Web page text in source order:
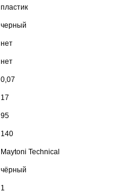
пластик
черный
нет
нет
0,07
17
95
140
Maytoni Technical
чёрный
1